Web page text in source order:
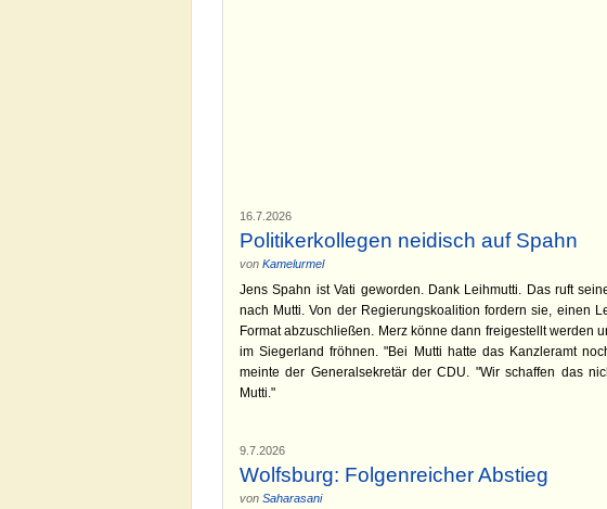
16.7.2026
Politikerkollegen neidisch auf Spahn
von Kamelurmel
Jens Spahn ist Vati geworden. Dank Leihmutti. Das ruft
nach Mutti. Von der Regierungskoalition fordern sie, einen
Format abzuschließen. Merz könne dann freigestellt werden
im Siegerland fröhnen. "Bei Mutti hatte das Kanzleramt
meinte der Generalsekretär der CDU. "Wir schaffen das
Mutti."
9.7.2026
Wolfsburg: Folgenreicher Abstieg
von Saharasani